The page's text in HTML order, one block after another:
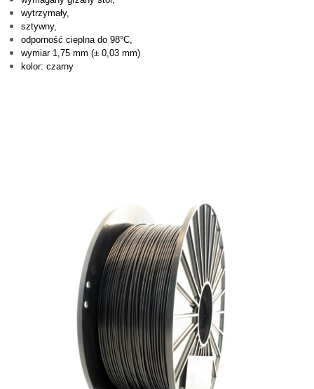
wytrzymały,
sztywny,
odporność cieplna do 98°C,
wymiar 1,75 mm (± 0,03 mm)
kolor: czarny